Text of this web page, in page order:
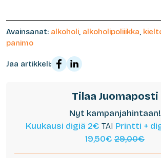
Avainsanat: alkoholi, alkoholipoliiikka,
panimo
Jaa artikkeli:
Tilaa Juomaposti
Nyt kampanjahintaan!
Kuukausi digiä 2€ TAI Printti +
19,50€ 29,00€